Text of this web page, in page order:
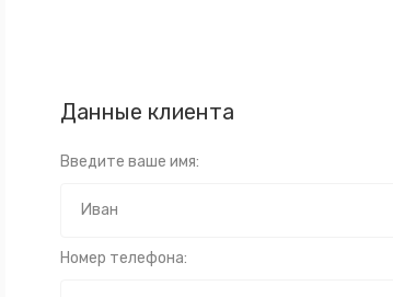
Данные клиента
Введите ваше имя:
Номер телефона: